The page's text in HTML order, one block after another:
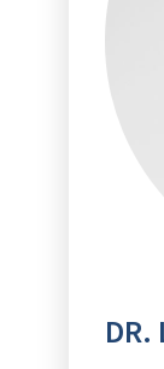
DR.